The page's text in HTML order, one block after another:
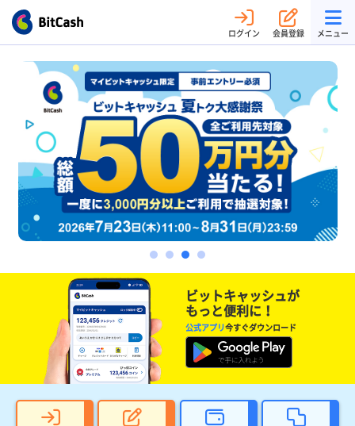
ログイン 会員登録 メニュー
ビットキャッシュが
もっと便利に！
公式アプリ今すぐダウンロード